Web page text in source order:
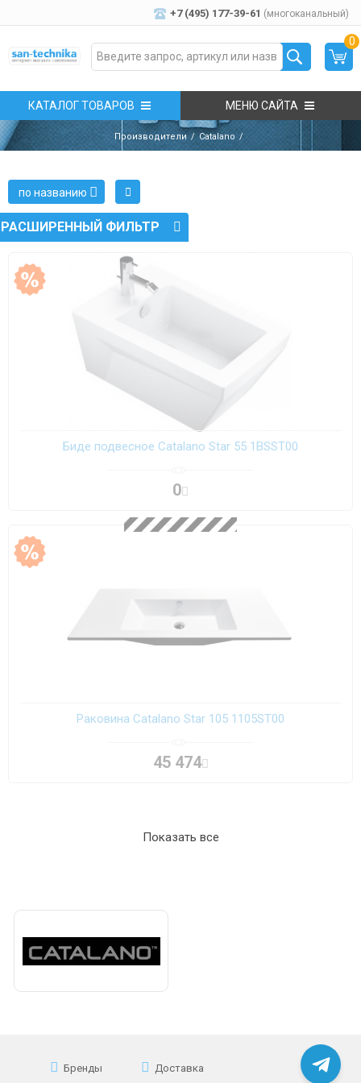
+7 (495) 177-39-61 (многоканальный)
0
КАТАЛОГ ТОВАРОВ МЕНЮ САЙТА
Производители Catalano
РАСШИРЕННЫЙ ФИЛЬТР
по названию
Биде подвесное Catalano Star 55 1BSST00
0
Раковина Catalano Star 105 1105ST00
45 474
Показать все
Бренды Доставка